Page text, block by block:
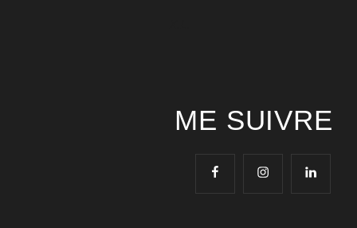
ME SUIVRE
facebook instagram linkedin